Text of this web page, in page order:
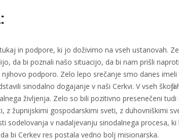
in podpore, ki jo doživimo na vseh ustanovah.
da bi poznali našo situacijo, da bi nam prišli
podporo. Zelo lepo srečanje smo danes imeli
sinodalno dogajanje v naši Cerkvi. V vseh
življenja. Zelo so bili pozitivno presenečeni
z župnijskimi gospodarskimi sveti, z duhovniškimi
sodelovanja v nadaljevanju sinodalnega procesa,
bi Cerkev res postala vedno bolj misionarska.